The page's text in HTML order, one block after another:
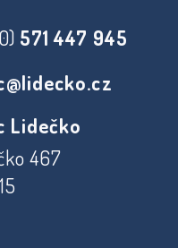
571 447 945
Lidečko
467